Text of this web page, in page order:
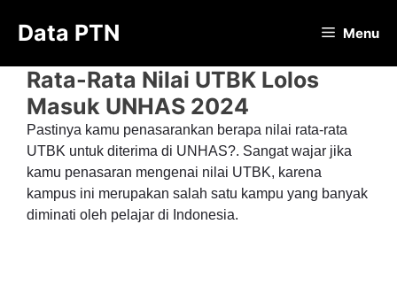
Data PTN Menu
Rata-Rata Nilai UTBK Lolos
Masuk UNHAS 2024
Pastinya kamu penasarankan berapa nilai rata-rata
UTBK untuk diterima di UNHAS?. Sangat wajar jika
kamu penasaran mengenai nilai UTBK, karena
kampus ini merupakan salah satu kampu yang banyak
diminati oleh pelajar di Indonesia.